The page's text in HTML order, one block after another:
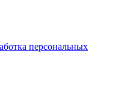
персональных